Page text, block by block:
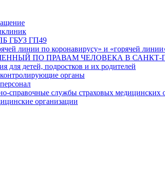
ГБУЗ ГП49
линии по коронавирусу» и «горячей
ПО ПРАВАМ ЧЕЛОВЕКА В САНКТ-
для детей, подростков и их родителей
органы
справочные службы страховых медицинских
организации